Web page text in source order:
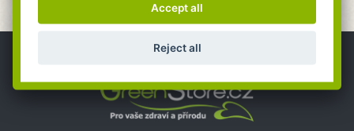
Accept all
Reject all